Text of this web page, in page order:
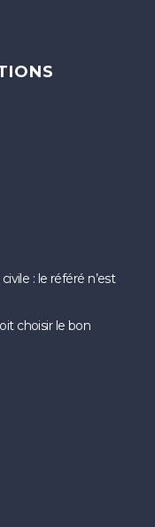
: le référé n’est
choisir le bon